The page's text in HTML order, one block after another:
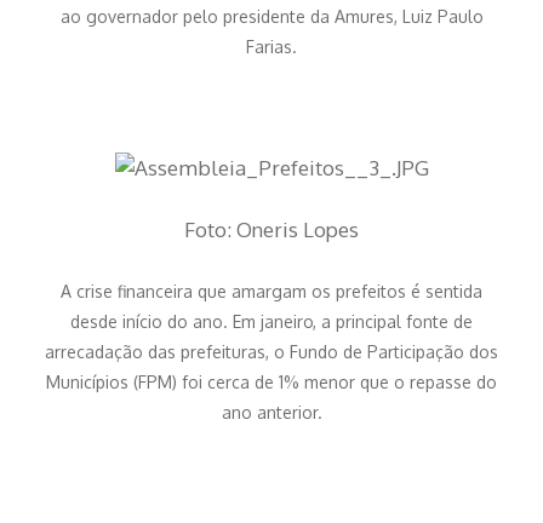
ao governador pelo presidente da Amures, Luiz Paulo
Farias.
Foto: Oneris Lopes
A crise financeira que amargam os prefeitos é sentida
desde início do ano. Em janeiro, a principal fonte de
arrecadação das prefeituras, o Fundo de Participação dos
Municípios (FPM) foi cerca de 1% menor que o repasse do
ano anterior.